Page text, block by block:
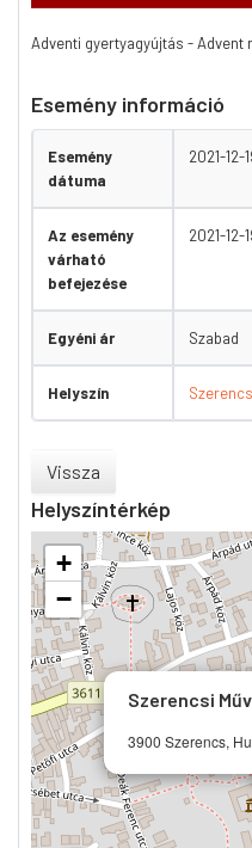
Adventi gyertyagyújtás - Advent
Esemény információ
Esemény
dátuma
2021-12-
Az esemény
várható
befejezése
2021-12-
Egyéni ár Szabad
Helyszín
Vissza
Helyszíntérkép
Szerencsi
3900 Szerencs,
+
−